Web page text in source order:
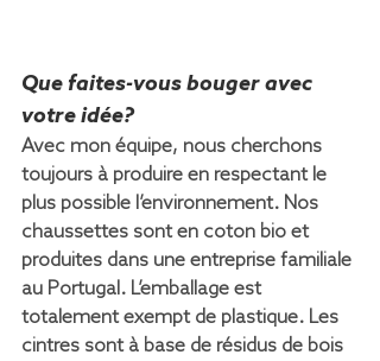
Que faites-vous bouger avec
votre idée?
Avec mon équipe, nous cherchons
toujours à produire en respectant le
plus possible l’environnement. Nos
chaussettes sont en coton bio et
produites dans une entreprise familiale
au Portugal. L’emballage est
totalement exempt de plastique. Les
cintres sont à base de résidus de bois